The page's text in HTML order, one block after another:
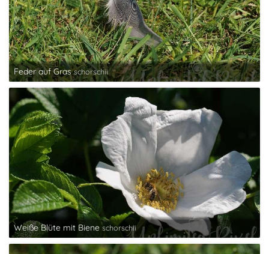
Feder auf Gras schorschii
Weiße Blüte mit Biene schorschii